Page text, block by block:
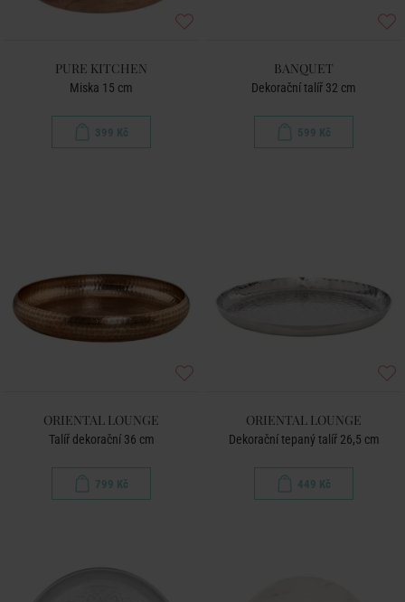
PURE KITCHEN
Miska 15 cm
399 Kč
BANQUET
Dekorační talíř 32 cm
599 Kč
ORIENTAL LOUNGE
Talíř dekorační 36 cm
799 Kč
ORIENTAL LOUNGE
Dekorační tepaný talíř 26,5 cm
449 Kč